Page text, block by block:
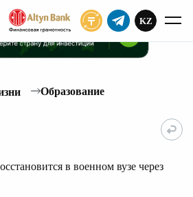
KZ
Образование
в военном вузе через